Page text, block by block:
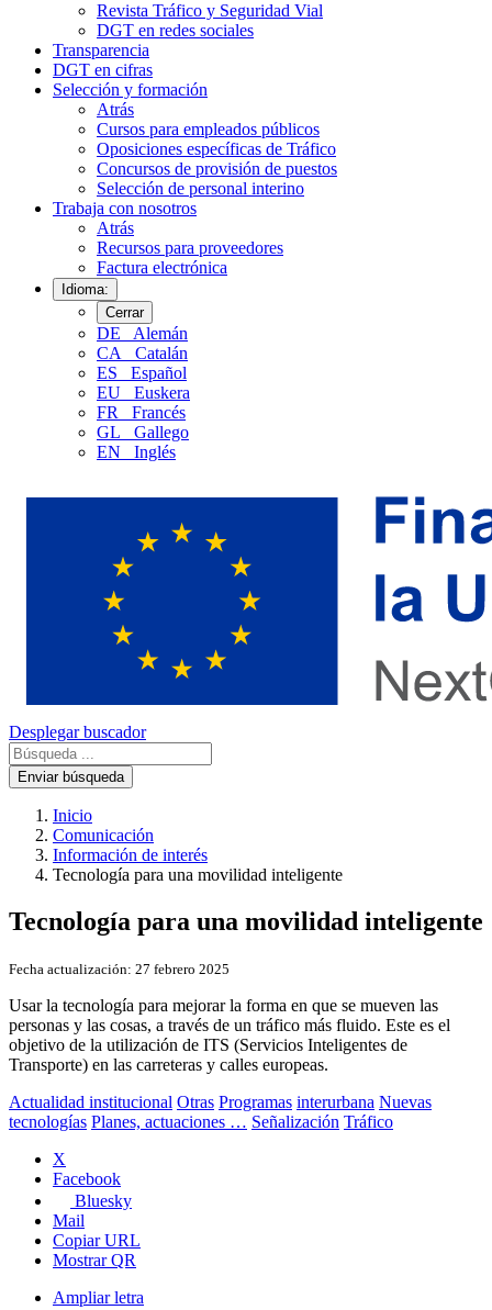
Revista Tráfico y Seguridad Vial
DGT en redes sociales
Transparencia
DGT en cifras
Selección y formación
Atrás
Cursos para empleados públicos
Oposiciones específicas de Tráfico
Concursos de provisión de puestos
Selección de personal interino
Trabaja con nosotros
Atrás
Recursos para proveedores
Factura electrónica
Idioma:
Cerrar
DE
Alemán
CA
Catalán
ES
Español
EU
Euskera
FR
Francés
GL
Gallego
EN
Inglés
Desplegar buscador
Enviar búsqueda
Inicio
Comunicación
Información de interés
Tecnología para una movilidad inteligente
Tecnología para una movilidad inteligente
Fecha actualización: 27 febrero 2025
Usar la tecnología para mejorar la forma en que se mueven las
personas y las cosas, a través de un tráfico más fluido. Este es el
objetivo de la utilización de ITS (Servicios Inteligentes de
Transporte) en las carreteras y calles europeas.
Actualidad institucional Otras Programas interurbana Nuevas
tecnologías Planes, actuaciones … Señalización Tráfico
X
Facebook
Bluesky
Mail
Copiar URL
Mostrar QR
Ampliar letra